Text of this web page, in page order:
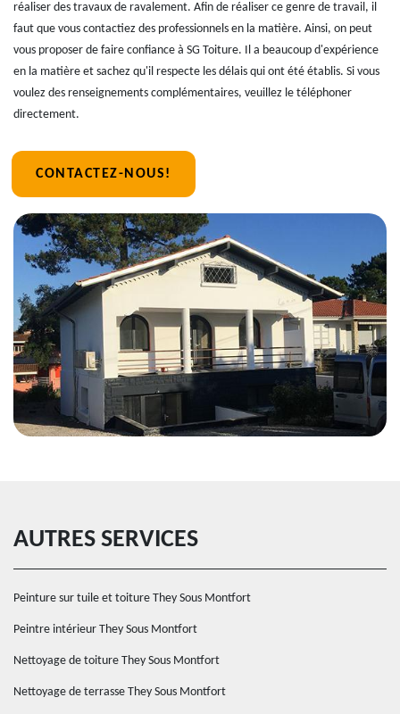
réaliser des travaux de ravalement. Afin de réaliser ce genre de travail, il
faut que vous contactiez des professionnels en la matière. Ainsi, on peut
vous proposer de faire confiance à SG Toiture. Il a beaucoup d'expérience
en la matière et sachez qu'il respecte les délais qui ont été établis. Si vous
voulez des renseignements complémentaires, veuillez le téléphoner
directement.
CONTACTEZ-NOUS!
AUTRES SERVICES
Peinture sur tuile et toiture They Sous Montfort
Peintre intérieur They Sous Montfort
Nettoyage de toiture They Sous Montfort
Nettoyage de terrasse They Sous Montfort